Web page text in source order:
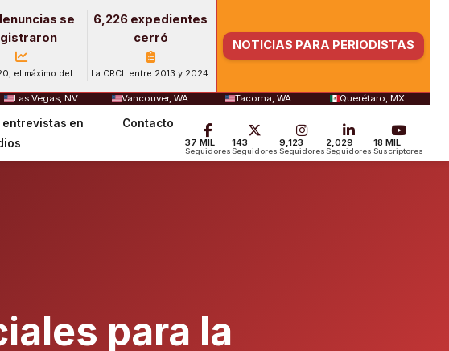
se
el máximo del
6,226 expedientes
cerró
La CRCL entre 2013 y 2024.
NOTICIAS PARA PERIODISTAS
Las Vegas, NV Vancouver, WA Tacoma, WA Querétaro, MX
entrevistas en
Contacto
37 MIL
Seguidores
143
Seguidores
9,123
Seguidores
2,029
Seguidores
18 MIL
Suscriptores
para la